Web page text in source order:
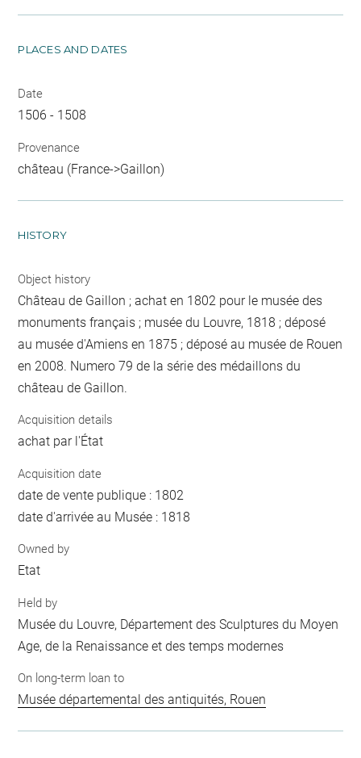
PLACES AND DATES
Date
1506 - 1508
Provenance
château (France->Gaillon)
HISTORY
Object history
Château de Gaillon ; achat en 1802 pour le musée des
monuments français ; musée du Louvre, 1818 ; déposé
au musée d'Amiens en 1875 ; déposé au musée de Rouen
en 2008. Numero 79 de la série des médaillons du
château de Gaillon.
Acquisition details
achat par l'État
Acquisition date
date de vente publique : 1802
date d'arrivée au Musée : 1818
Owned by
Etat
Held by
Musée du Louvre, Département des Sculptures du Moyen
Age, de la Renaissance et des temps modernes
On long-term loan to
Musée départemental des antiquités, Rouen